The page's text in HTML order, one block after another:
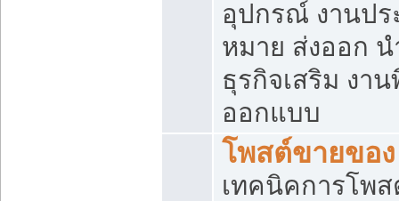
อุปกรณ์ งานป
หมาย ส่งออก น
ธุรกิจเสริม งา
ออกแบบ
โพสต์ขายของ
เทคนิคการโพ